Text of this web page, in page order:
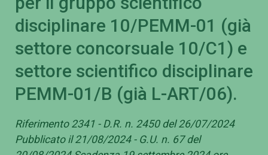
disciplinare 10/PEMM-01 (già
settore concorsuale 10/C1) e
settore scientifico disciplinare
PEMM-01/B (già L-ART/06).
Riferimento 2341 - D.R. n. 2450 del 26/07/2024
Pubblicato il 21/08/2024 - G.U. n. 67 del